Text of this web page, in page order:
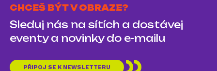
CHCEŠ BÝT V OBRAZE?
Sleduj nás na sítích a dostávej
eventy a novinky do e-mailu
PŘIPOJ SE K NEWSLETTERU